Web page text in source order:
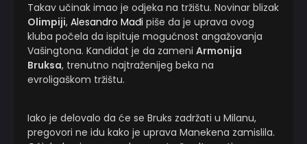
Takav učinak imao je odjeka na tržištu. Novinar blizak
Olimpiji, Alesandro Mađi piše da je uprava ovog
kluba počela da ispituje mogućnost angažovanja
Vašingtona. Kandidat je da zameni Armonija
Bruksa, trenutno najtraženijeg beka na
evroligaškom tržištu.
Iako je delovalo da će se Bruks zadržati u Milanu,
pregovori ne idu kako je uprava Manekena zamislila.